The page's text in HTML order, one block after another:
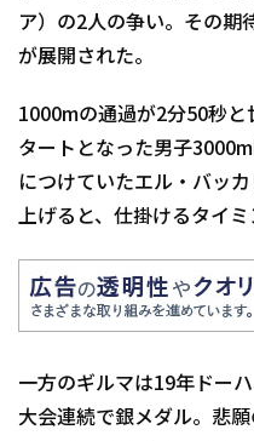
ア）の2人の争い。その期
が展開された。
1000mの通過が2分50秒
タートとなった男子
につけていたエル・バッ
上げると、仕掛けるタイミ
一方のギルマは19年ドー
大会連続で銀メダル。悲願